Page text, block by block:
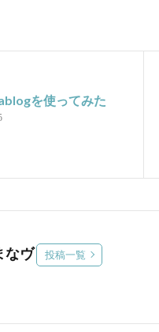
を使ってみた
なヴ 投稿一覧